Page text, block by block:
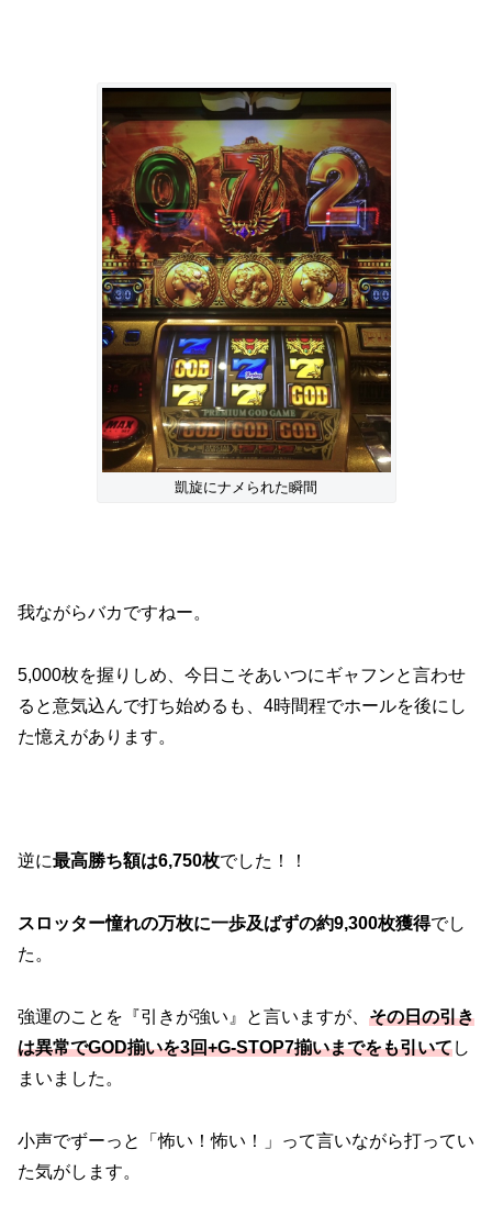
凱旋にナメられた瞬間
我ながらバカですねー。
5,000枚を握りしめ、今日こそあいつにギャフンと言わせ
ると意気込んで打ち始めるも、4時間程でホールを後にし
た憶えがあります。
逆に最高勝ち額は6,750枚でした！！
スロッター憧れの万枚に一歩及ばずの約9,300枚獲得でし
た。
強運のことを『引きが強い』と言いますが、 その日の引き
は異常でGOD揃いを3回+G-STOP7揃いまでをも引いてし
まいました。
小声でずーっと「怖い！怖い！」って言いながら打ってい
た気がします。